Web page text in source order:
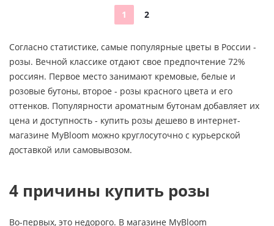
1 2
Согласно статистике, самые популярные цветы в России -
розы. Вечной классике отдают свое предпочтение 72%
россиян. Первое место занимают кремовые, белые и
розовые бутоны, второе - розы красного цвета и его
оттенков. Популярности ароматным бутонам добавляет их
цена и доступность - купить розы дешево в интернет-
магазине MyBloom можно круглосуточно с курьерской
доставкой или самовывозом.
4 причины купить розы
Во-первых, это недорого. В магазине MyBloom